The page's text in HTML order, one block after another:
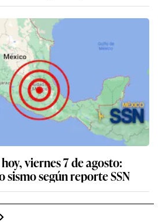
viernes 7 de agosto:
según reporte SSN